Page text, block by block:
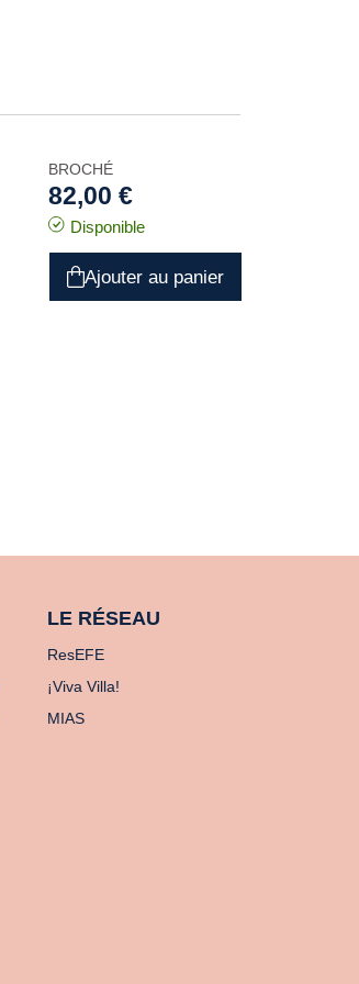
BROCHÉ
82,00 €
Disponible
Ajouter au panier
LE RÉSEAU
ResEFE
¡Viva Villa!
MIAS